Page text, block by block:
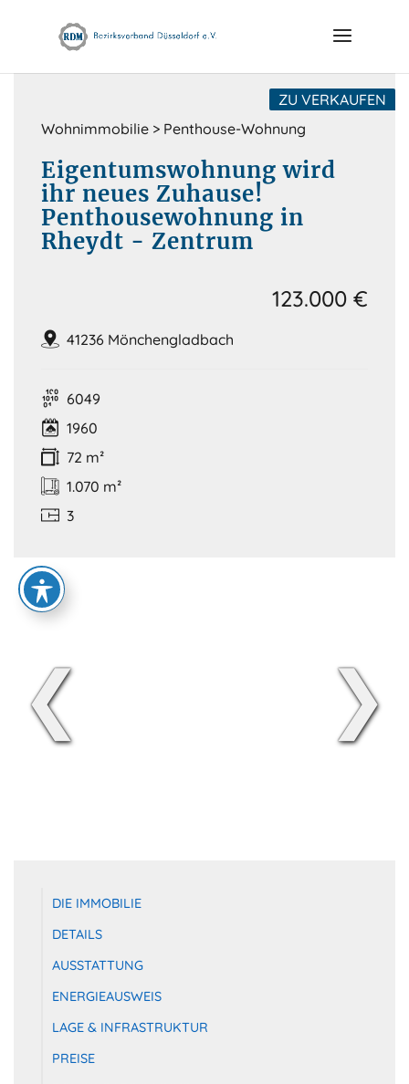
Wohnimmobilie > Penthouse-Wohnung
ZU VERKAUFEN
Eigentumswohnung wird
ihr neues Zuhause!
Penthousewohnung in
Rheydt - Zentrum
41236 Mönchengladbach
123.000 €
6049
1960
72 m²
1.070 m²
3
❮ ❯
DIE IMMOBILIE
DETAILS
AUSSTATTUNG
ENERGIEAUSWEIS
LAGE & INFRASTRUKTUR
PREISE